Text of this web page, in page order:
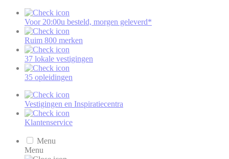
Voor 20:00u besteld, morgen geleverd*
Ruim 800 merken
37 lokale vestigingen
35 opleidingen
Vestigingen en Inspiratiecentra
Klantenservice
Menu
Menu